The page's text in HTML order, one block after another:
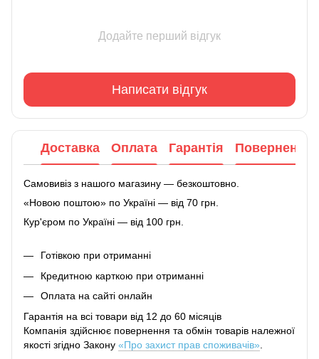
Додайте перший відгук
Написати відгук
Доставка Оплата Гарантія Повернення
Самовивіз з нашого магазину — безкоштовно.
«Новою поштою» по Україні — від 70 грн.
Кур'єром по Україні — від 100 грн.
Готівкою при отриманні
Кредитною карткою при отриманні
Оплата на сайті онлайн
Гарантія на всі товари від 12 до 60 місяців
Компанія здійснює повернення та обмін товарів належної
якості згідно Закону «Про захист прав споживачів»